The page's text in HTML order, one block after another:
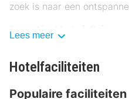
zoek is naar een
Locatie Hotel
een steenworp afstand
Lees meer
Hotelfaciliteiten
Populaire faciliteiten